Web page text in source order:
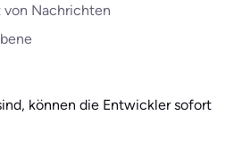
von Nachrichten
können die Entwickler sofort